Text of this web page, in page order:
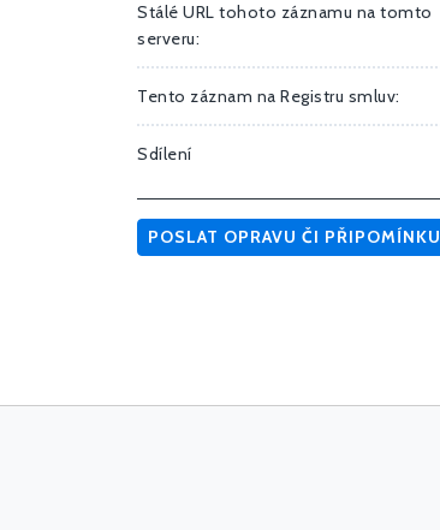
Stálé URL tohoto záznamu na tomto
serveru:
Tento záznam na Registru smluv:
Sdílení
POSLAT OPRAVU ČI PŘIPOMÍNKU